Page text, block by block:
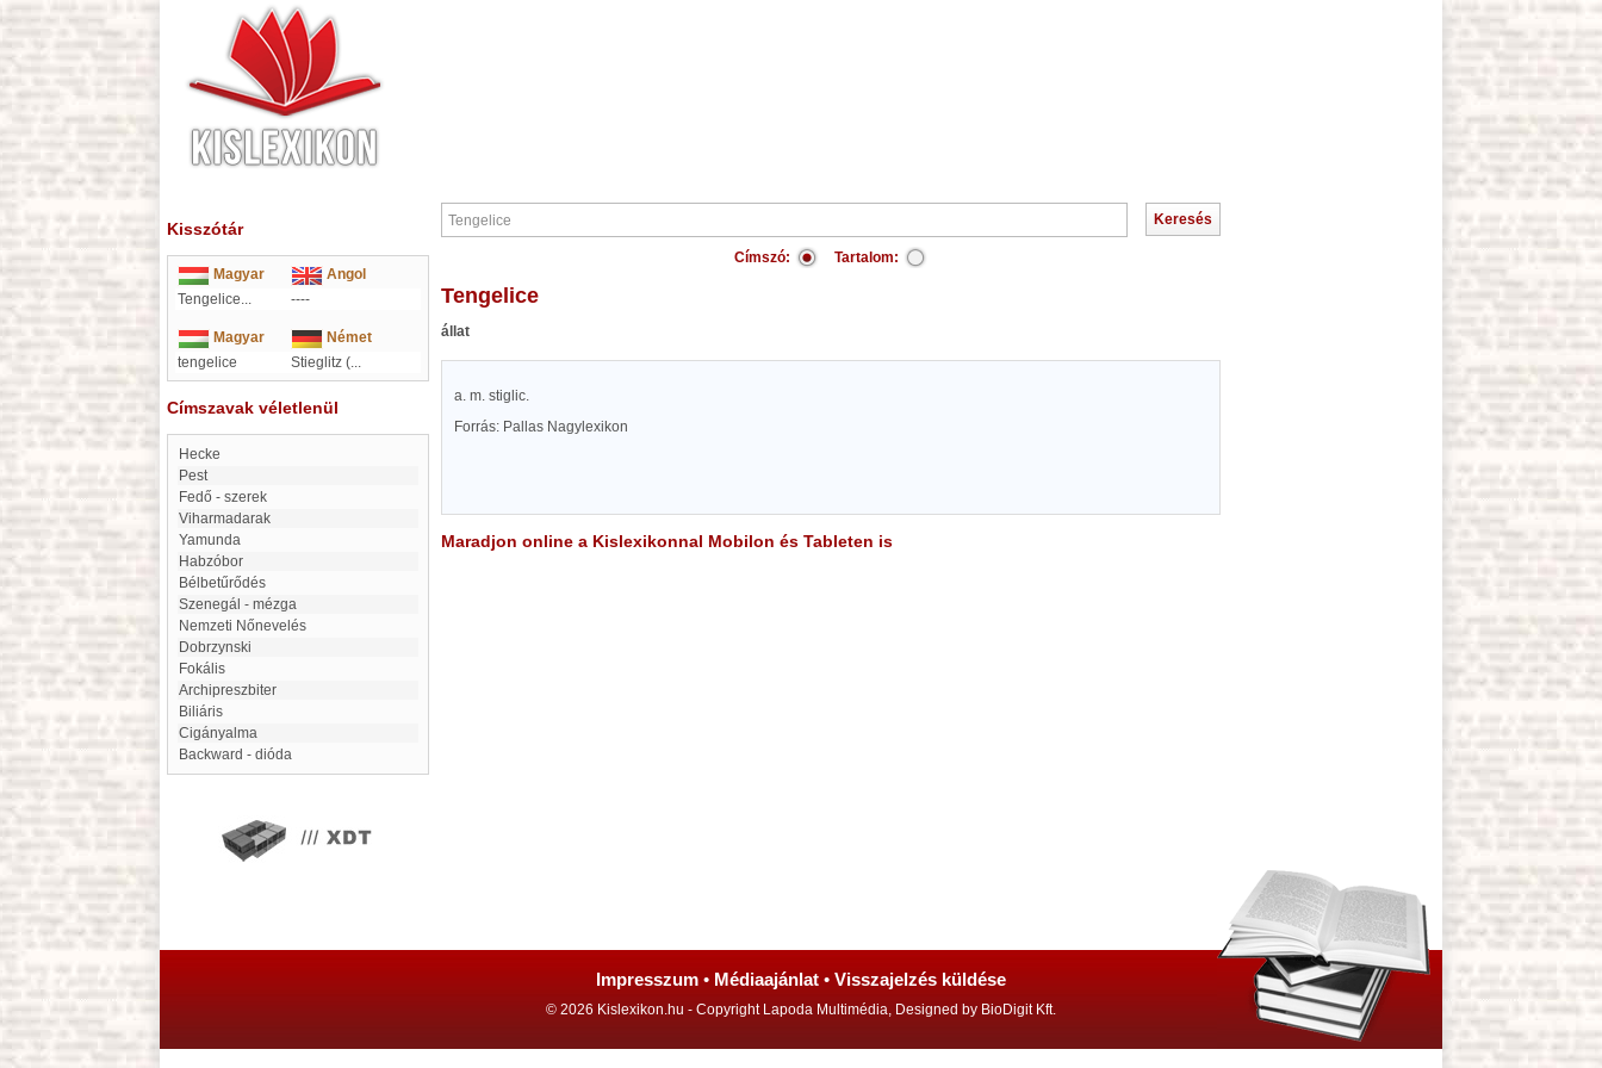
Kisszótár
Magyar
Angol
Tengelice...
----
Magyar
Német
tengelice
Stieglitz (...
Címszavak véletlenül
Hecke
Pest
Fedő - szerek
Viharmadarak
Yamunda
Habzóbor
Bélbetűrődés
Szenegál - mézga
Nemzeti Nőnevelés
Dobrzynski
fokális
Archipreszbiter
biliáris
Cigányalma
Backward - dióda
Címszó: Tartalom:
Tengelice
állat
a. m. stiglic.
Forrás: Pallas Nagylexikon
Maradjon online a Kislexikonnal Mobilon és Tableten is
Impresszum • Médiaajánlat • Visszajelzés küldése
© 2026 Kislexikon.hu - Copyright Lapoda Multimédia, Designed by BioDigit Kft.